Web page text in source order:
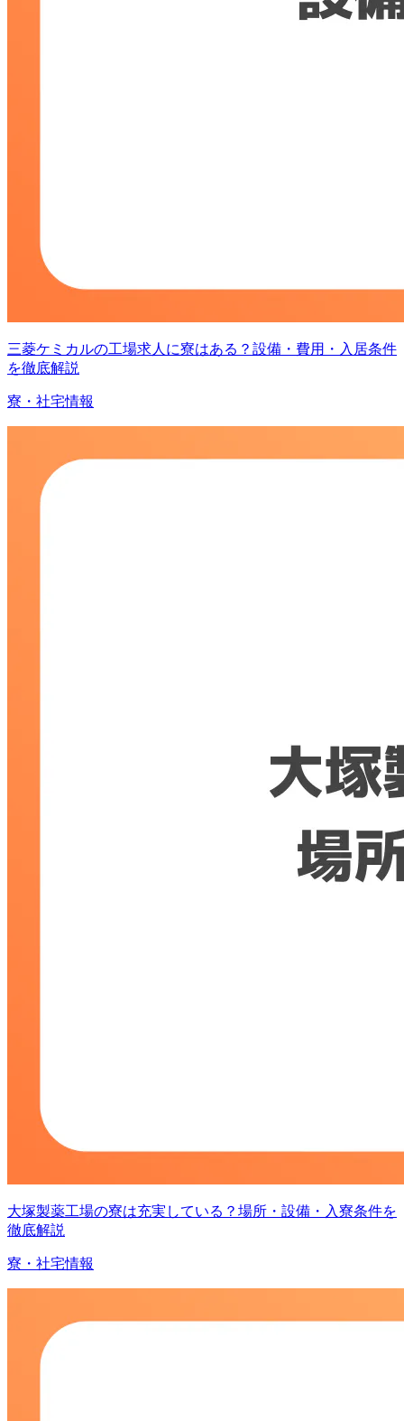
三菱ケミカルの工場求人に寮はある？設備・費用・入居条件
を徹底解説
寮・社宅情報
大塚製薬工場の寮は充実している？場所・設備・入寮条件を
徹底解説
寮・社宅情報